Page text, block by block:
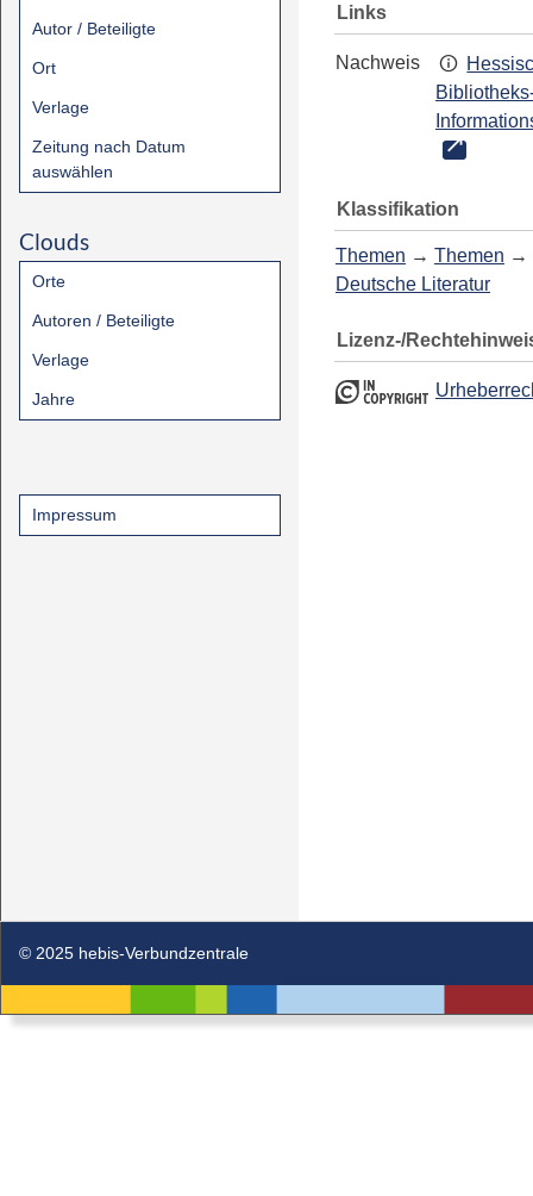
Autor / Beteiligte
Ort
Verlage
Zeitung nach Datum
auswählen
Clouds
Orte
Autoren / Beteiligte
Verlage
Jahre
Impressum
Links
Nachweis
Klassifikation
Themen → Themen →
Deutsche Literatur
Lizenz-/
© 2025 hebis-Verbundzentrale